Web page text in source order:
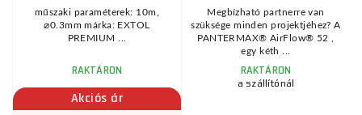
műszaki paraméterek: 10m,
⌀0.3mm márka: EXTOL
PREMIUM ...
RAKTÁRON
Akciós ár
Megbízható partnerre van
szüksége minden projektjéhez? A
PANTERMAX® AirFlow® 52 ,
egy kéth ...
RAKTÁRON
a szállítónál